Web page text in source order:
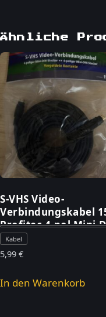
Ähnliche
S-VHS Video-
Verbindungskabel
Profitec 4-pol Mini-
vergoldete Kontakte
NEU
Kabel
5,99 €
In den Warenkorb